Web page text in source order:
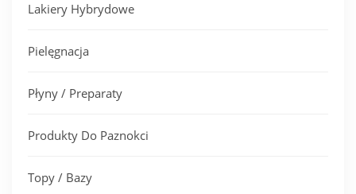
Lakiery Hybrydowe
Pielęgnacja
Płyny / Preparaty
Produkty Do Paznokci
Topy / Bazy